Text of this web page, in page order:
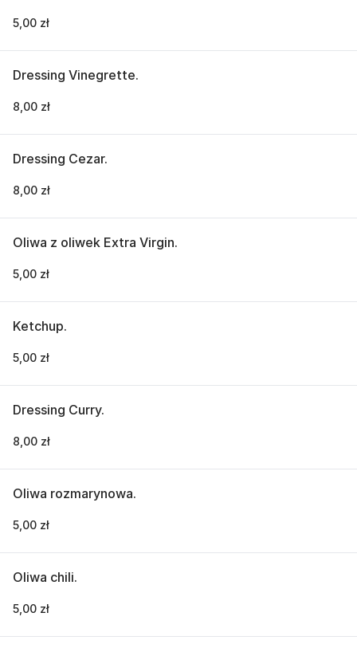
5,00 zł
Dressing Vinegrette.
8,00 zł
Dressing Cezar.
8,00 zł
Oliwa z oliwek Extra Virgin.
5,00 zł
Ketchup.
5,00 zł
Dressing Curry.
8,00 zł
Oliwa rozmarynowa.
5,00 zł
Oliwa chili.
5,00 zł